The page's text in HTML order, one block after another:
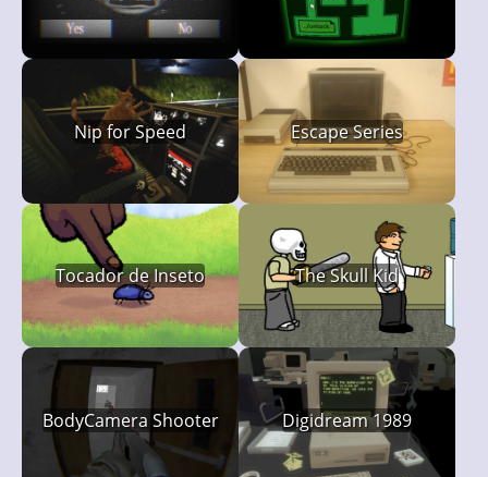
Nip for Speed Escape Series
Tocador de Inseto The Skull Kid
BodyCamera Shooter Digidream 1989